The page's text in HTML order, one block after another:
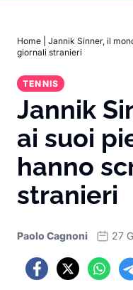
Home
Jannik Sinner, il
giornali stranieri
TENNIS
Jannik
ai suoi
hanno
stranieri
Paolo Cagnoni 27